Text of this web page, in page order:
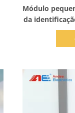
Módulo
da
ABS de DC5V
a máquina